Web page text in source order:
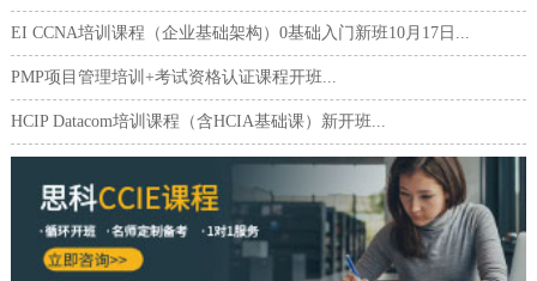
EI CCNA培训课程（企业基础架构）0基础入门新班10月17日...
PMP项目管理培训+考试资格认证课程开班...
HCIP Datacom培训课程（含HCIA基础课）新开班...